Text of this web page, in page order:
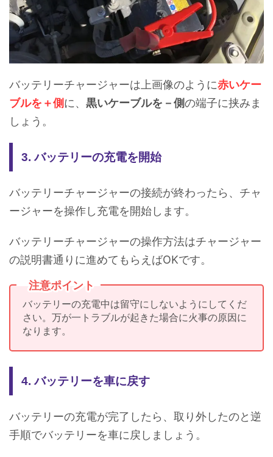
バッテリーチャージャーは上画像のように赤いケー
ブルを＋側に、 黒いケーブルを－側の端子に挟みま
しょう。
3. バッテリーの充電を開始
バッテリーチャージャーの接続が終わったら、チャ
ージャーを操作し充電を開始します。
バッテリーチャージャーの操作方法はチャージャー
の説明書通りに進めてもらえばOKです。
注意ポイント
バッテリーの充電中は留守にしないようにしてくだ
さい。万が一トラブルが起きた場合に火事の原因に
なります。
4. バッテリーを車に戻す
バッテリーの充電が完了したら、取り外したのと逆
手順でバッテリーを車に戻しましょう。